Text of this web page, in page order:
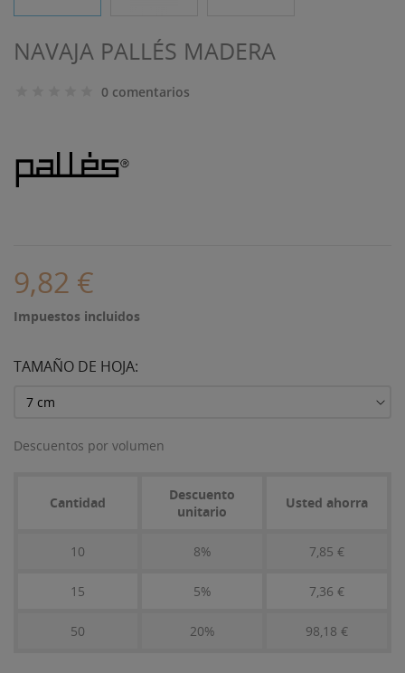
NAVAJA PALLÉS MADERA
0 comentarios
9,82 €
Impuestos incluidos
TAMAÑO DE HOJA:
Descuentos por volumen
Cantidad
Descuento
unitario
Usted ahorra
10 8% 7,85 €
15 5% 7,36 €
50 20% 98,18 €